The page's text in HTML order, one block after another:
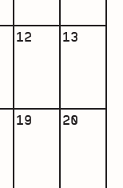
12 13
19 20